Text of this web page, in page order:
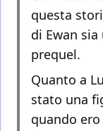
questa
di Ewan
prequel.
Quanto a
stato una
quando ero